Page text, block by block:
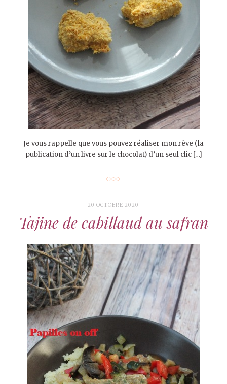
Je vous rappelle que vous pouvez réaliser mon rêve (la
publication d’un livre sur le chocolat) d’un seul clic […]
20 OCTOBRE 2020
Tajine de cabillaud au safran